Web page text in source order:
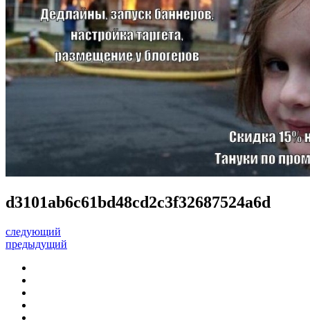
d3101ab6c61bd48cd2c3f32687524a6d
следующий
предыдущий